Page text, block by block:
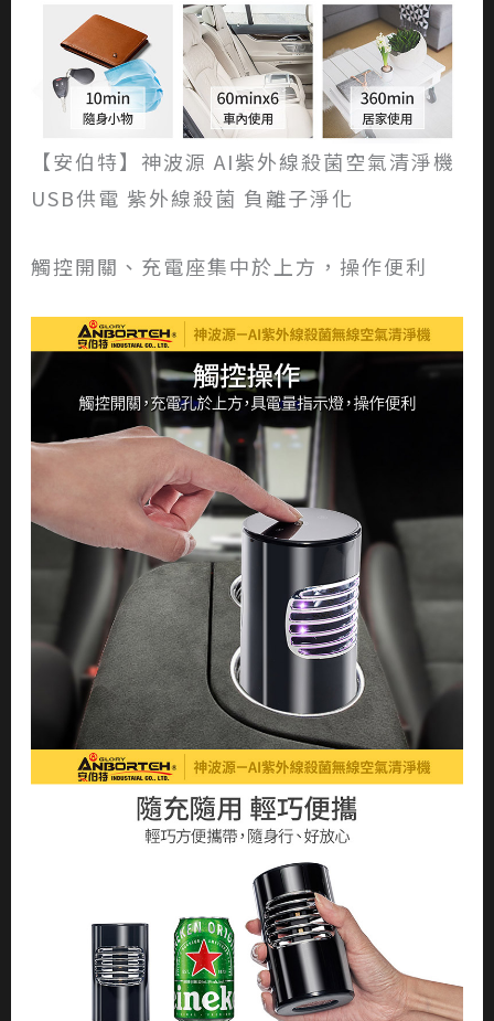
【安伯特】神波源 AI紫外線殺菌空氣清淨機
USB供電 紫外線殺菌 負離子淨化
觸控開關、充電座集中於上方，操作便利